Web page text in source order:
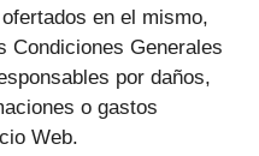
en el mismo,
Condiciones Generales
por daños,
o gastos
Web.